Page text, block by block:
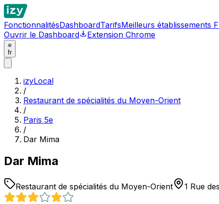
FonctionnalitésDashboardTarifsMeilleurs établissements
Ouvrir le Dashboard
Extension Chrome
fr
izyLocal
/
Restaurant de spécialités du Moyen-Orient
/
Paris 5e
/
Dar Mima
Dar Mima
Restaurant de spécialités du Moyen-Orient 1 Rue